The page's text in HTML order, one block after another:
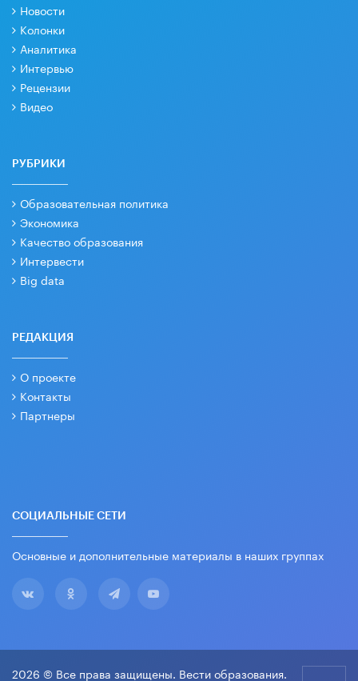
Новости
Колонки
Аналитика
Интервью
Рецензии
Видео
РУБРИКИ
Образовательная политика
Экономика
Качество образования
Интервести
Big data
РЕДАКЦИЯ
О проекте
Контакты
Партнеры
СОЦИАЛЬНЫЕ СЕТИ
Основные и дополнительные материалы в наших группах
2026 © Все права защищены. Вести образования.